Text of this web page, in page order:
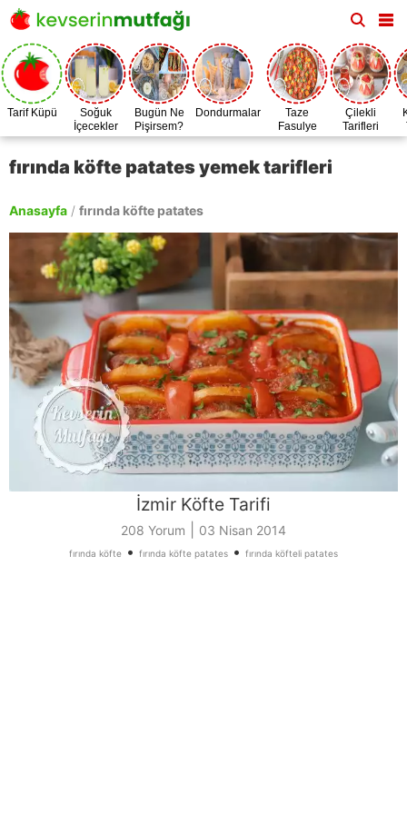
Tarif Küpü
Soğuk
İçecekler
Bugün Ne
Pişirsem?
Dondurmalar
Taze
Fasulye
Zamanı
Çilekli
Tarifleri
fırında köfte patates yemek tarifleri
Anasayfa / fırında köfte patates
İzmir Köfte Tarifi
208 Yorum 03 Nisan 2014
fırında köfte • fırında köfte patates • fırında köfteli patates